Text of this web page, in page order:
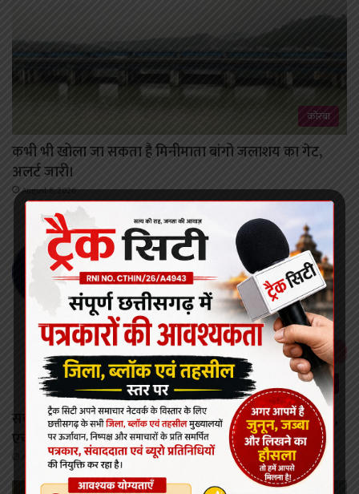
कोरबा
कभी भी खोला जा सकता है मिनीमाता बांगो जलाशय का गेट,
अलर्ट जारी।
August 8, 2026
छत्तीसगढ़
सर्वाइकल कैंसर से बचाव की दिशा में छत्तीसगढ़ की बड़ी छलांग,
एचपीवी टीकाकरण अभियान को मिल रहा व्यापक जनसमर्थन
August 8, 2026